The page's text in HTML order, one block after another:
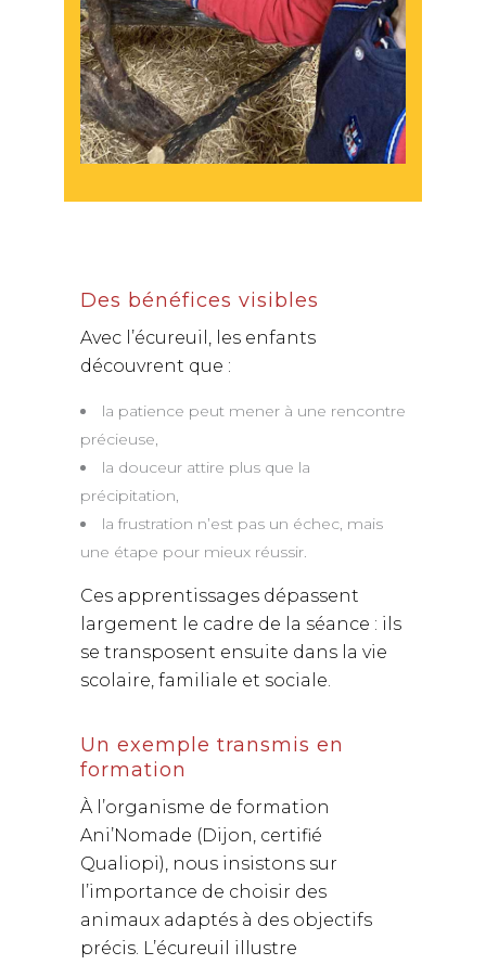
Des bénéfices visibles
Avec l’écureuil, les enfants
découvrent que :
la patience peut mener à une rencontre
précieuse,
la douceur attire plus que la
précipitation,
la frustration n’est pas un échec, mais
une étape pour mieux réussir.
Ces apprentissages dépassent
largement le cadre de la séance : ils
se transposent ensuite dans la vie
scolaire, familiale et sociale.
Un exemple transmis en
formation
À l’organisme de formation
Ani’Nomade (Dijon, certifié
Qualiopi), nous insistons sur
l’importance de choisir des
animaux adaptés à des objectifs
précis. L’écureuil illustre